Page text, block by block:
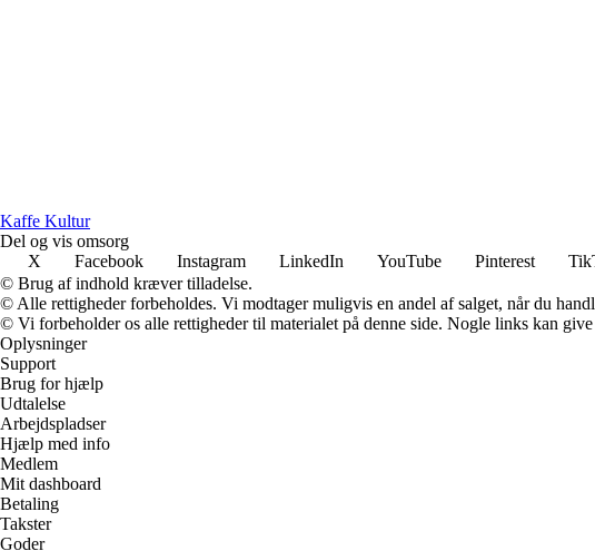
Kaffe Kultur
Del og vis omsorg
X
Facebook Instagram LinkedIn YouTube Pinterest
© Brug af indhold kræver tilladelse.
© Alle rettigheder forbeholdes. Vi modtager muligvis en andel af salget, når du
© Vi forbeholder os alle rettigheder til materialet på denne side. Nogle links kan
Oplysninger
Support
Brug for hjælp
Udtalelse
Arbejdspladser
Hjælp med info
Medlem
Mit dashboard
Betaling
Takster
Goder